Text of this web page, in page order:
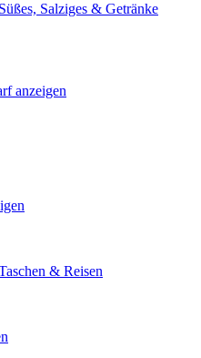
Süßes, Salziges & Getränke
anzeigen
& Reisen